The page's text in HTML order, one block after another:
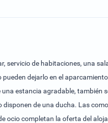
servicio de habitaciones, una
dejarlo en el aparcamiento
estancia agradable, también
de una ducha. Las
ocio completan la oferta del